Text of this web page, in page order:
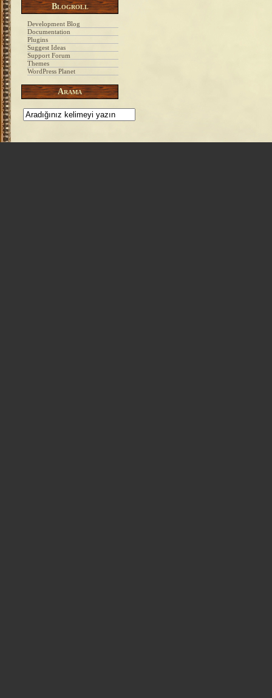
Blogroll
Development Blog
Documentation
Plugins
Suggest Ideas
Support Forum
Themes
WordPress Planet
Arama